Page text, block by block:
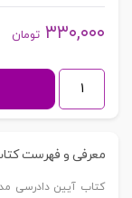
۳۳۰,۰۰۰ تومان
آیین
دادرسی
بنیادین
معرفی و فهرست
کتاب آیین دادرسی